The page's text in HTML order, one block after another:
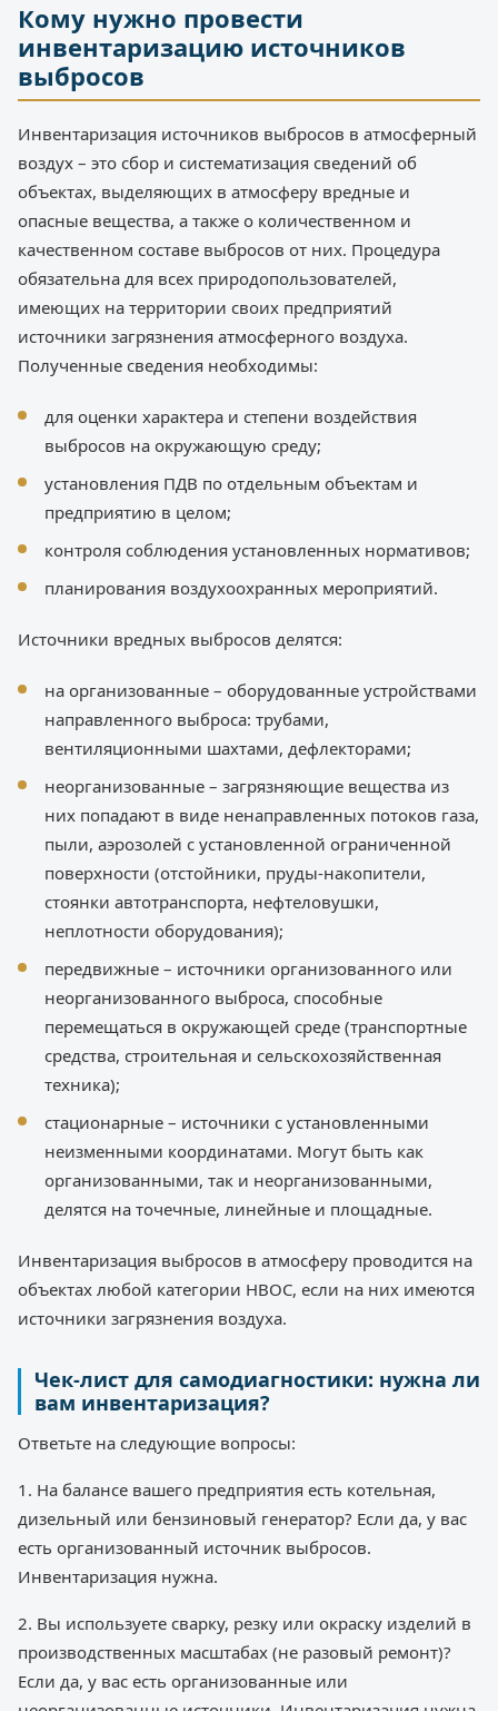
Кому нужно провести
инвентаризацию источников
выбросов
Инвентаризация источников выбросов в атмосферный
воздух – это сбор и систематизация сведений об
объектах, выделяющих в атмосферу вредные и
опасные вещества, а также о количественном и
качественном составе выбросов от них. Процедура
обязательна для всех природопользователей,
имеющих на территории своих предприятий
источники загрязнения атмосферного воздуха.
Полученные сведения необходимы:
для оценки характера и степени воздействия
выбросов на окружающую среду;
установления ПДВ по отдельным объектам и
предприятию в целом;
контроля соблюдения установленных нормативов;
планирования воздухоохранных мероприятий.
Источники вредных выбросов делятся:
на организованные – оборудованные устройствами
направленного выброса: трубами,
вентиляционными шахтами, дефлекторами;
неорганизованные – загрязняющие вещества из
них попадают в виде ненаправленных потоков газа,
пыли, аэрозолей с установленной ограниченной
поверхности (отстойники, пруды-накопители,
стоянки автотранспорта, нефтеловушки,
неплотности оборудования);
передвижные – источники организованного или
неорганизованного выброса, способные
перемещаться в окружающей среде (транспортные
средства, строительная и сельскохозяйственная
техника);
стационарные – источники с установленными
неизменными координатами. Могут быть как
организованными, так и неорганизованными,
делятся на точечные, линейные и площадные.
Инвентаризация выбросов в атмосферу проводится на
объектах любой категории НВОС, если на них имеются
источники загрязнения воздуха.
Чек-лист для самодиагностики: нужна ли
вам инвентаризация?
Ответьте на следующие вопросы:
1. На балансе вашего предприятия есть котельная,
дизельный или бензиновый генератор? Если да, у вас
есть организованный источник выбросов.
Инвентаризация нужна.
2. Вы используете сварку, резку или окраску изделий в
производственных масштабах (не разовый ремонт)?
Если да, у вас есть организованные или